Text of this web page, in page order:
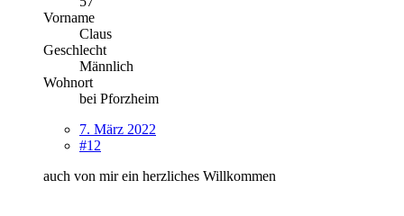
Vorname
Claus
Geschlecht
Männlich
Wohnort
bei Pforzheim
7. März 2022
#12
auch von mir ein herzliches Willkommen